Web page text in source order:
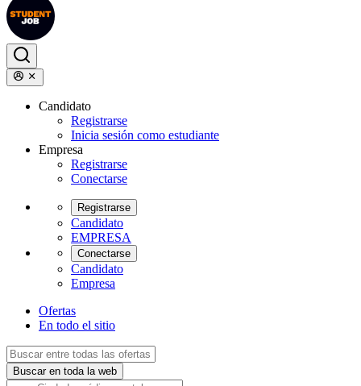
Candidato
Registrarse
Inicia sesión como estudiante
Empresa
Registrarse
Conectarse
Registrarse
Candidato
EMPRESA
Conectarse
Candidato
Empresa
Ofertas
En todo el sitio